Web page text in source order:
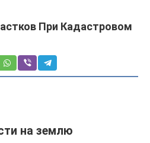
При Кадастровом
на землю